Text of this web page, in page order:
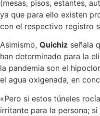
(mesas, pisos, estantes,
ya que para ello existen
con el respectivo registro
Asimismo, Quichiz señala
han determinado para la
la pandemia son el
el agua oxigenada, en
«Pero si estos túneles
irritante para la persona;